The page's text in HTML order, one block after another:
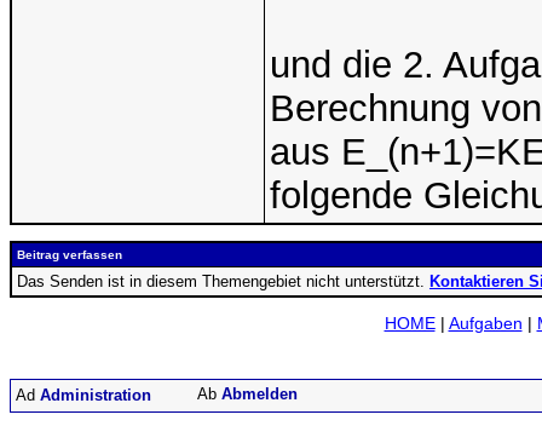
und die 2.
Berechnung
aus
folgende
Beitrag verfassen
Das Senden ist in diesem Themengebiet nicht unterstützt. Kontaktieren
HOME| Aufgaben |
Administration Abmelden